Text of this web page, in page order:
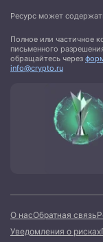
Ресурс может
Полное или частичное
письменного
обращайтесь через
info@crypto.ru
О насОбратная связь
Уведомления о рисках